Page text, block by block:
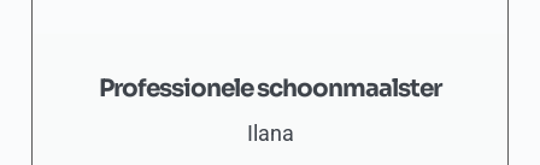
Professionele schoonmaalster
Ilana